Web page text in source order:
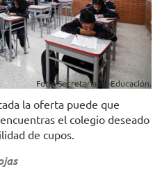
Foto: Secretaría de Educación.
la oferta puede que
el colegio deseado
de cupos.